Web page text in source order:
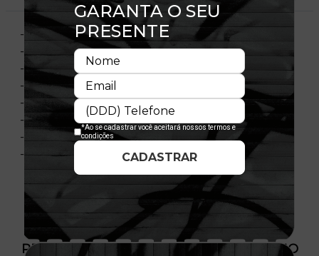
- Modelo Ajustável
- Aba pré curvada
- Copa semi-estruturada
- Fechamento strapback
- Bordado frontal
- Flag New Era bordada
- Licença oficial
- Composição:100% Poliéster
PRODUTO SEM ESTOQUE DÍSPONÍVEL NO